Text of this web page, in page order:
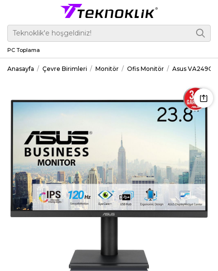
PC Toplama
Anasayfa Çevre Birimleri Monitör Ofis Monitör Asus